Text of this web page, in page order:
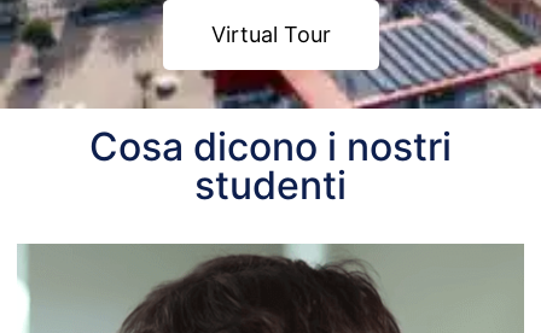
Virtual Tour
Cosa dicono i nostri
studenti